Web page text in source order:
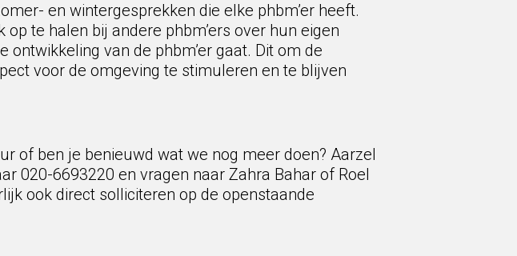
en wintergesprekken die elke phbm’er heeft.
te halen bij andere phbm’ers over hun eigen
van de phbm’er gaat. Dit om de
voor de omgeving te stimuleren en te blijven
of ben je benieuwd wat we nog meer doen? Aarzel
020-6693220 en vragen naar Zahra Bahar of Roel
ook direct solliciteren op de openstaande